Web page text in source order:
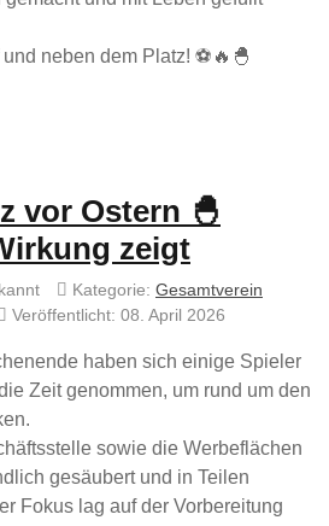
neben dem Platz! ⚽🔥🐣
vor Ostern 🐣
zeigt
Kategorie: Gesamtverein
Veröffentlicht: 08. April 2026
haben sich einige Spieler
Zeit genommen, um rund um den
sowie die Werbeflächen
gesäubert und in Teilen
Fokus lag auf der Vorbereitung